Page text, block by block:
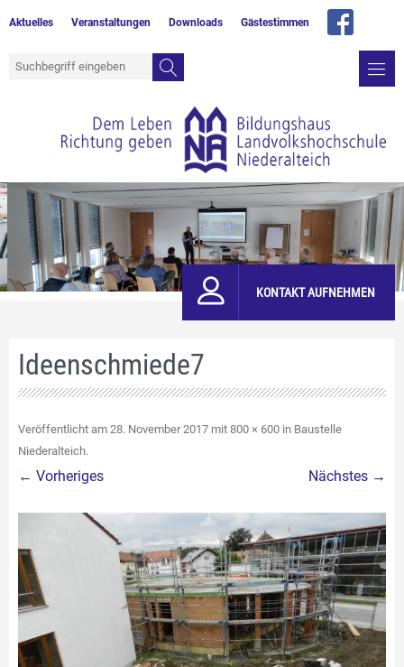
Aktuelles Veranstaltungen Downloads Gästestimmen
KONTAKT AUFNEHMEN
Ideenschmiede7
Veröffentlicht am 28. November 2017 mit 800 × 600 in Baustelle
Niederalteich.
← Vorheriges Nächstes →